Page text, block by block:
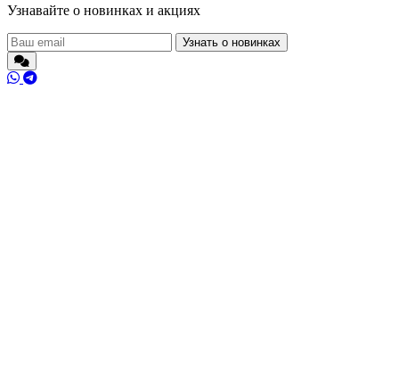
Узнавайте о новинках и акциях
Узнать о новинках